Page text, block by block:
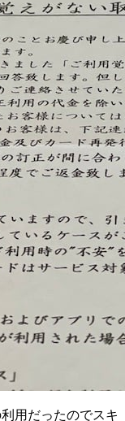
用だったのでスキ